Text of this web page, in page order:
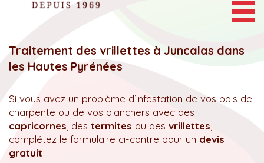
Traitement des vrillettes à Juncalas dans
les Hautes Pyrénées
Si vous avez un problème d’infestation de vos bois de
charpente ou de vos planchers avec des
capricornes , des termites ou des vrillettes
complétez le formulaire ci-contre pour un devis
gratuit